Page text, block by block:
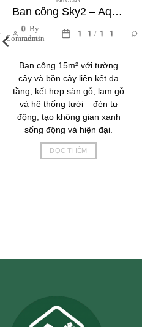
BALCONY
Ban công Sky2 – AquaBay Ecopark | Hệ rừng nhiệt đới giữa lòng thành phố
By
admin
11/11
Ban công 15m² với tường
cây và bồn cây liên kết đa
tầng, kết hợp sàn gỗ, lam gỗ
và hệ thống tưới – đèn tự
động, tạo không gian xanh
sống động và hiện đại.
ĐỌC THÊM
0
Comments